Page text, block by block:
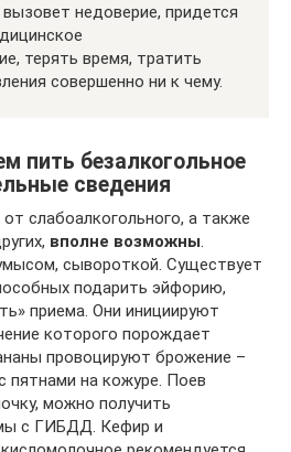
недоверие, придется
терять время, тратить
совершенно ни к чему.
пить безалкогольное
сведения
от слабоалкогольного, а также
вполне возможны.
сывороткой. Существует
подарить эйфорию,
приема. Они инициируют
которого порождает
провоцируют брожение –
пятнами на кожуре. Поев
можно получить
с ГИБДД. Кефир и